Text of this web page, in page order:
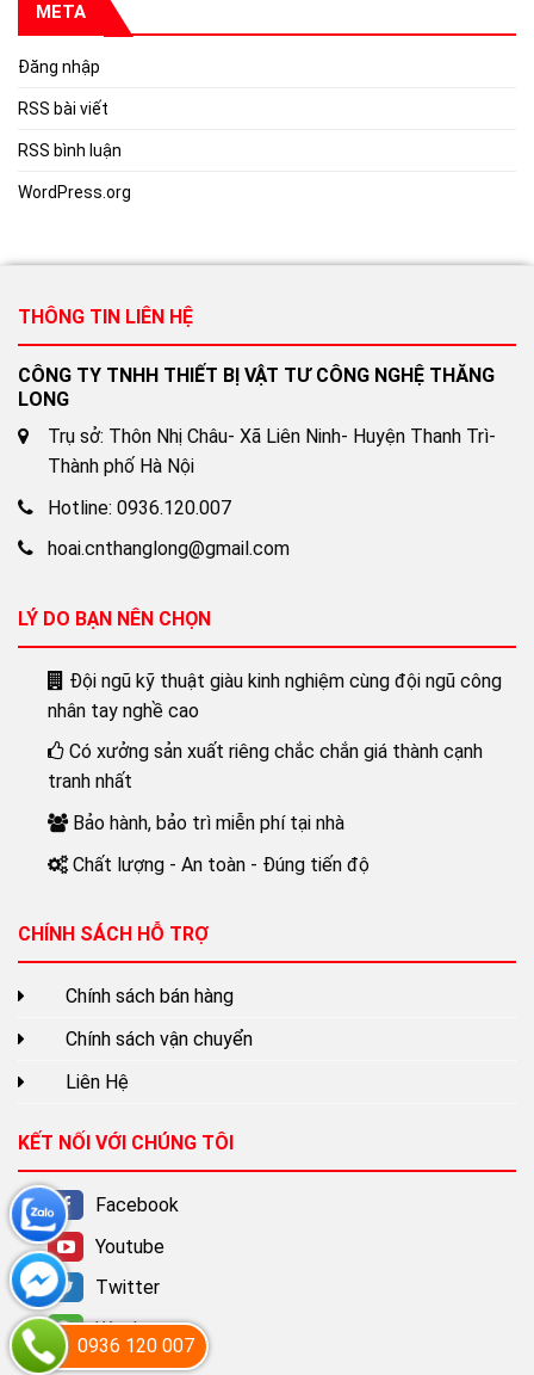
META
Đăng nhập
RSS bài viết
RSS bình luận
WordPress.org
THÔNG TIN LIÊN HỆ
CÔNG TY TNHH THIẾT BỊ VẬT TƯ CÔNG NGHỆ THĂNG
LONG
Trụ sở: Thôn Nhị Châu- Xã Liên Ninh- Huyện Thanh Trì-
Thành phố Hà Nội
Hotline: 0936.120.007
hoai.cnthanglong@gmail.com
LÝ DO BẠN NÊN CHỌN
Đội ngũ kỹ thuật giàu kinh nghiệm cùng đội ngũ công
nhân tay nghề cao
Có xưởng sản xuất riêng chắc chắn giá thành cạnh
tranh nhất
Bảo hành, bảo trì miễn phí tại nhà
Chất lượng - An toàn - Đúng tiến độ
CHÍNH SÁCH HỖ TRỢ
Chính sách bán hàng
Chính sách vận chuyển
Liên Hệ
KẾT NỐI VỚI CHÚNG TÔI
Facebook
Youtube
Twitter
Wechat
0936 120 007